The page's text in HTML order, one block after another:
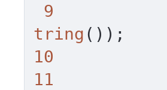
9
tring
10
11